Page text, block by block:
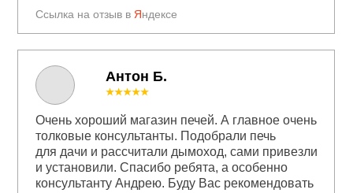
Антон Б.
Ссылка на отзыв в Яндексе
★★★★★
Очень хороший магазин печей. А главное очень
толковые консультанты. Подобрали печь
для дачи и рассчитали дымоход, сами привезли
и установили. Спасибо ребята, а особенно
консультанту Андрею. Буду Вас рекомендовать